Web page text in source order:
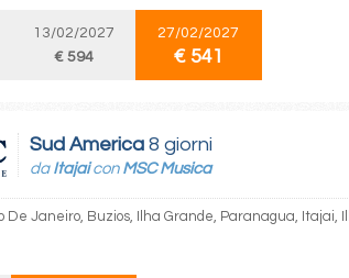
13/02/2027
€ 594
27/02/2027
€ 541
Sud America 8 giorni
da Itajaicon MSC Musica
De Janeiro, Buzios, Ilha Grande, Paranagua, Itajai,